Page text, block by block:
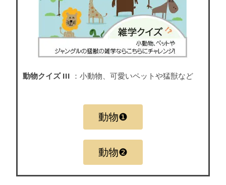
動物クイズ III ：小動物、可愛いペットや猛獣など
動物❶
動物❷